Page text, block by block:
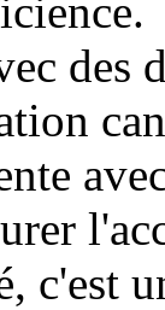
des
c'est